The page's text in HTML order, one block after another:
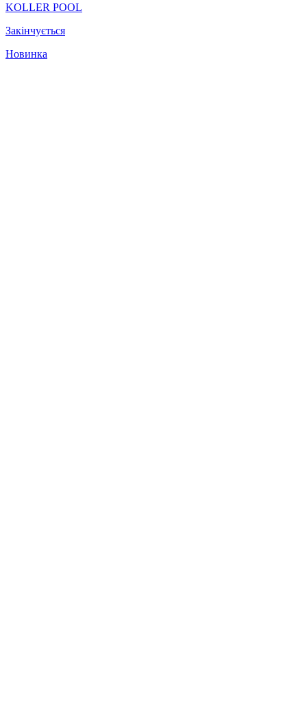
KOLLER POOL
Закінчується
Новинка